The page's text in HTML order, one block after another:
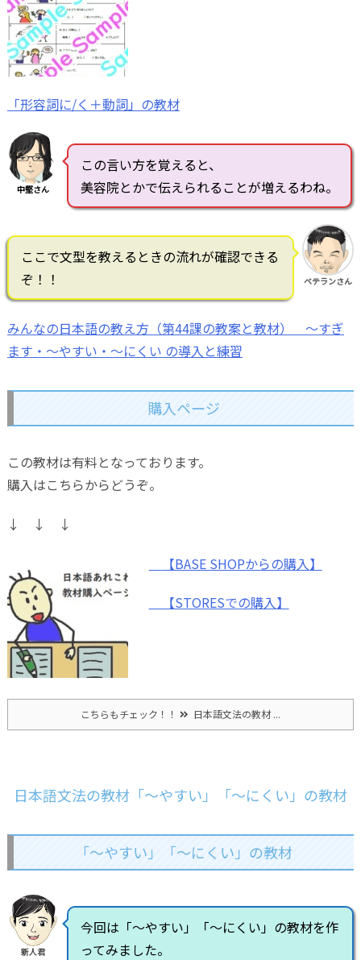
「形容詞に/く＋動詞」の教材
中堅さん
この言い方を覚えると、
美容院とかで伝えられることが増えるわね。
ここで文型を教えるときの流れが確認できる
ぞ！！
ベテランさん
みんなの日本語の教え方（第44課の教案と教材） ～すぎ
ます・～やすい・～にくい の導入と練習
購入ページ
この教材は有料となっております。
購入はこちらからどうぞ。
↓ ↓ ↓
【BASE SHOPからの購入】
【STORESでの購入】
こちらもチェック！！ 日本語文法の教材 ...
日本語文法の教材「～やすい」「～にくい」の教材
「～やすい」「～にくい」の教材
新人君
今回は「～やすい」「～にくい」の教材を作
ってみました。